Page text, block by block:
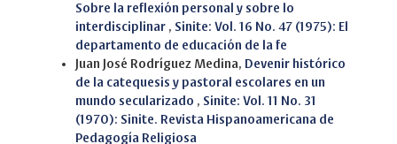
Sobre la reflexión personal y sobre lo
interdisciplinar , Sinite: Vol. 16 No. 47 (1975): El
departamento de educación de la fe
Juan José Rodríguez Medina, Devenir histórico
de la catequesis y pastoral escolares en un
mundo secularizado , Sinite: Vol. 11 No. 31
(1970): Sinite. Revista Hispanoamericana de
Pedagogía Religiosa